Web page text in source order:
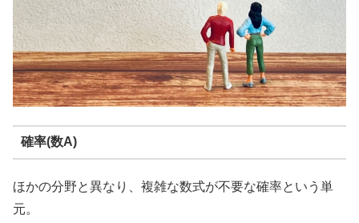
確率(数A)
ほかの分野と異なり、複雑な数式が不要な確率という単
元。